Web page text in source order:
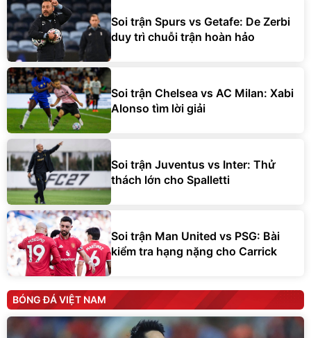
Soi trận Spurs vs Getafe: De Zerbi
duy trì chuỗi trận hoàn hảo
Soi trận Chelsea vs AC Milan: Xabi
Alonso tìm lời giải
Soi trận Juventus vs Inter: Thử
thách lớn cho Spalletti
Soi trận Man United vs PSG: Bài
kiểm tra hạng nặng cho Carrick
BÓNG ĐÁ VIỆT NAM